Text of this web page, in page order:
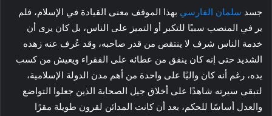
جسد سلمان الفارسي بهذا الموقف معنى القيادة في الإسلام، فلم
ير في المنصب سببًا للتكبر أو التميز على الناس، بل كان يرى أن
خدمة الناس شرف لا ينتقص من قدر صاحبه، وقد عُرف عنه زهده
الشديد حتى إنه كان ينفق من عطائه على الفقراء ويعيش من كسب
يده، رغم أنه كان واليًا على واحدة من أهم مدن الدولة الإسلامية،
لتبقى سيرته شاهدًا على أخلاق جيل الصحابة الذين جعلوا التواضع
والعدل أساسًا للحكم، بعد أن كانت المدائن لقرون طويلة مقرًا